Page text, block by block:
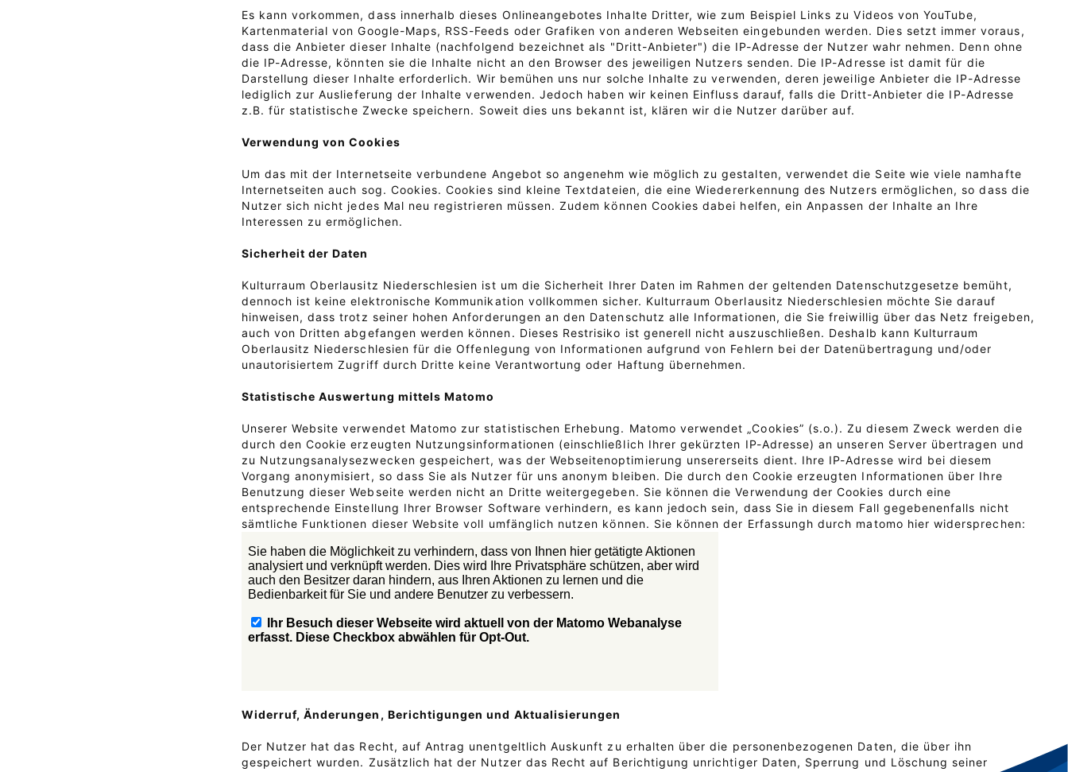
Es kann vorkommen, dass innerhalb dieses Onlineangebotes Inhalte Dritter, wie zum Beispiel Links zu Videos von YouTube,
Kartenmaterial von Google-Maps, RSS-Feeds oder Grafiken von anderen Webseiten eingebunden werden. Dies setzt immer voraus,
dass die Anbieter dieser Inhalte (nachfolgend bezeichnet als "Dritt-Anbieter") die IP-Adresse der Nutzer wahr nehmen. Denn ohne
die IP-Adresse, könnten sie die Inhalte nicht an den Browser des jeweiligen Nutzers senden. Die IP-Adresse ist damit für die
Darstellung dieser Inhalte erforderlich. Wir bemühen uns nur solche Inhalte zu verwenden, deren jeweilige Anbieter die IP-Adresse
lediglich zur Auslieferung der Inhalte verwenden. Jedoch haben wir keinen Einfluss darauf, falls die Dritt-Anbieter die IP-Adresse
z.B. für statistische Zwecke speichern. Soweit dies uns bekannt ist, klären wir die Nutzer darüber auf.
Verwendung von Cookies
Um das mit der Internetseite verbundene Angebot so angenehm wie möglich zu gestalten, verwendet die Seite wie viele namhafte
Internetseiten auch sog. Cookies. Cookies sind kleine Textdateien, die eine Wieder­erkennung des Nutzers ermöglichen, so dass die
Nutzer sich nicht jedes Mal neu registrieren müssen. Zudem können Cookies dabei helfen, ein Anpassen der Inhalte an Ihre
Interessen zu ermöglichen.
Sicherheit der Daten
Kulturraum Oberlausitz Niederschlesien ist um die Sicherheit Ihrer Daten im Rahmen der geltenden Datenschutzgesetze bemüht,
dennoch ist keine elektronische Kommunikation vollkommen sicher. Kulturraum Oberlausitz Niederschlesien möchte Sie darauf
hinweisen, dass trotz seiner hohen Anforderungen an den Datenschutz alle Informationen, die Sie freiwillig über das Netz freigeben,
auch von Dritten abgefangen werden können. Dieses Restrisiko ist generell nicht auszuschließen. Deshalb kann Kulturraum
Oberlausitz Niederschlesien für die Offenlegung von Informationen aufgrund von Fehlern bei der Daten­über­tragung und/oder
unautorisiertem Zugriff durch Dritte keine Verantwortung oder Haftung übernehmen.
Statistische Auswertung mittels Matomo
Unserer Website verwendet Matomo zur statistischen Erhebung. Matomo verwendet „Cookies” (s.o.). Zu diesem Zweck werden die
durch den Cookie erzeugten Nutzungsinformationen (einschließlich Ihrer gekürzten IP-Adresse) an unseren Server übertragen und
zu Nutzungsanalysezwecken gespeichert, was der Webseitenoptimierung unsererseits dient. Ihre IP-Adresse wird bei diesem
Vorgang anonymisiert, so dass Sie als Nutzer für uns anonym bleiben. Die durch den Cookie erzeugten Informationen über Ihre
Benutzung dieser Webseite werden nicht an Dritte weitergegeben. Sie können die Verwendung der Cookies durch eine
entsprechende Einstellung Ihrer Browser Software verhindern, es kann jedoch sein, dass Sie in diesem Fall gegebenenfalls nicht
sämtliche Funktionen dieser Website voll umfänglich nutzen können. Sie können der Erfassungh durch matomo hier widersprechen:
Widerruf, Änderungen, Berichtigungen und Aktualisierungen
Der Nutzer hat das Recht, auf Antrag unentgeltlich Auskunft zu erhalten über die personenbezogenen Daten, die über ihn
gespeichert wurden. Zusätzlich hat der Nutzer das Recht auf Berichtigung unrichtiger Daten, Sperrung und Löschung seiner